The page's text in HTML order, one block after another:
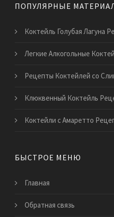
ПОПУЛЯРНЫЕ
Коктейль Голубая Лагуна
Легкие Алкогольные
Рецепты Коктейлей со
Клюквенный Коктейль
Коктейли с Амаретто
БЫСТРОЕ МЕНЮ
Главная
Обратная связь